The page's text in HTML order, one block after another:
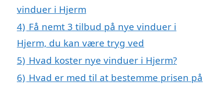
vinduer i Hjerm
4) Få nemt 3 tilbud på nye vinduer i
Hjerm, du kan være tryg ved
5) Hvad koster nye vinduer i Hjerm?
6) Hvad er med til at bestemme prisen på